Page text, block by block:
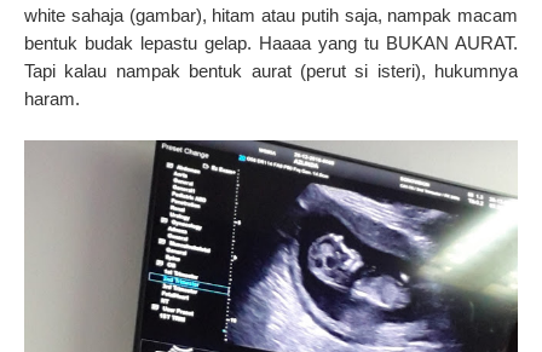
white sahaja (gambar), hitam atau putih saja, nampak macam
bentuk budak lepastu gelap. Haaaa yang tu BUKAN AURAT.
Tapi kalau nampak bentuk aurat (perut si isteri), hukumnya
haram.